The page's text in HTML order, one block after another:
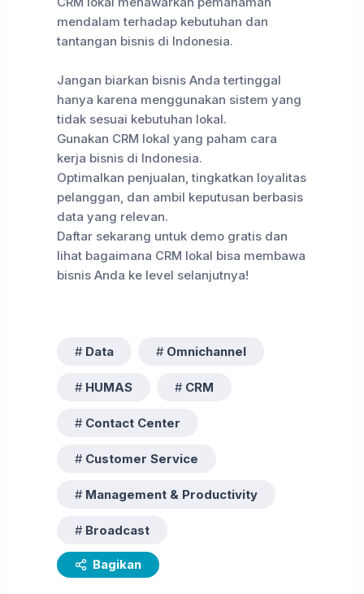
mendalam terhadap kebutuhan dan
tantangan bisnis di Indonesia.
Jangan biarkan bisnis Anda tertinggal
hanya karena menggunakan sistem yang
tidak sesuai kebutuhan lokal.
Gunakan CRM lokal yang paham cara
kerja bisnis di Indonesia.
Optimalkan penjualan, tingkatkan loyalitas
pelanggan, dan ambil keputusan berbasis
data yang relevan.
Daftar sekarang untuk demo gratis dan
lihat bagaimana CRM lokal bisa membawa
bisnis Anda ke level selanjutnya!
Data Omnichannel
HUMAS CRM
Contact Center
Customer Service
Management & Productivity
Broadcast
Bagikan